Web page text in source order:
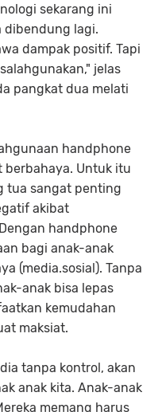
sekarang ini
dibendung lagi.
dampak positif. Tapi
jelas
pangkat dua melati
handphone
berbahaya. Untuk itu
tua sangat penting
akibat
handphone
bagi anak-anak
(media.sosial). Tanpa
anak bisa lepas
kemudahan
maksiat.
tanpa kontrol, akan
anak kita. Anak-anak
memang harus